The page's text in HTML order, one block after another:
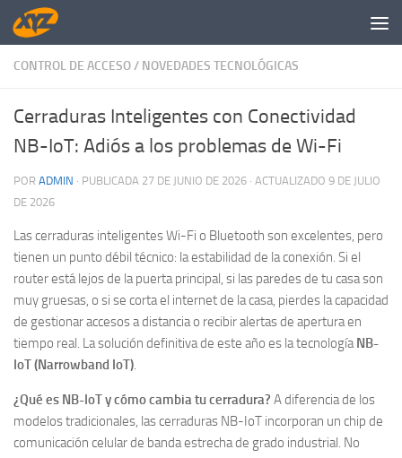
Saltar al contenido
CONTROL DE ACCESO/ NOVEDADES TECNOLÓGICAS
Cerraduras Inteligentes con Conectividad
NB-IoT: Adiós a los problemas de Wi-Fi
POR ADMIN · PUBLICADA 27 DE JUNIO DE 2026 · ACTUALIZADO 9 DE JULIO
DE 2026
Las cerraduras inteligentes Wi-Fi o Bluetooth son excelentes, pero
tienen un punto débil técnico: la estabilidad de la conexión. Si el
router está lejos de la puerta principal, si las paredes de tu casa son
muy gruesas, o si se corta el internet de la casa, pierdes la capacidad
de gestionar accesos a distancia o recibir alertas de apertura en
tiempo real. La solución definitiva de este año es la tecnologíaNB-
IoT (Narrowband IoT).
¿Qué es NB-IoT y cómo cambia tu cerradura? A diferencia de los
modelos tradicionales, las cerraduras NB-IoT incorporan un chip de
comunicación celular de banda estrecha de grado industrial. No